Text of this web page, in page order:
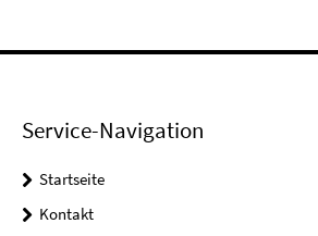
Service-Navigation
Startseite
Kontakt